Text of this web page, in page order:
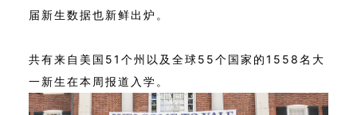
届新生数据也新鲜出炉。
共有来自美国51个州以及全球55个国家的1558名大
一新生在本周报道入学。